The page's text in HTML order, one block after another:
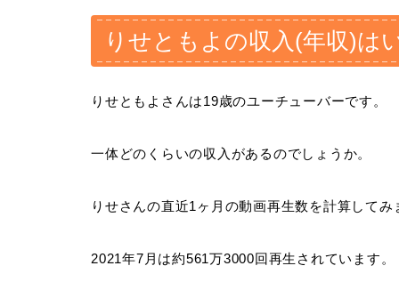
りせともよの収入(年収)は
りせともよさんは19歳のユーチューバーです。
一体どのくらいの収入があるのでしょうか。
りせさんの直近1ヶ月の動画再生数を計算してみ
2021年7月は約561万3000回再生されています。